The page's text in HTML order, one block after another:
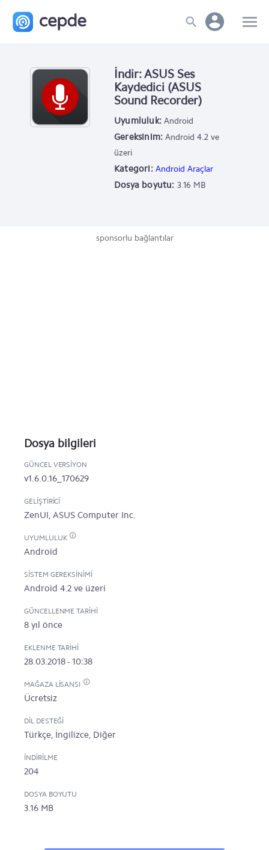
İndir: ASUS Ses
Kaydedici (ASUS
Sound Recorder)
Uyumluluk: Android
Gereksinim: Android 4.2 ve
üzeri
Kategori: Android Araçlar
Dosya boyutu: 3.16 MB
sponsorlu bağlantılar
Dosya bilgileri
GÜNCEL VERSIYON
v1.6.0.16_170629
GELIŞTIRICI
ZenUI, ASUS Computer Inc.
UYUMLULUK
Android
SISTEM GEREKSINIMI
Android 4.2 ve üzeri
GÜNCELLENME TARIHI
8 yıl önce
EKLENME TARIHI
28.03.2018 - 10:38
MAĞAZA LISANSI
Ücretsiz
DIL DESTEĞI
Türkçe, İngilizce, Diğer
İNDIRILME
204
DOSYA BOYUTU
3.16 MB